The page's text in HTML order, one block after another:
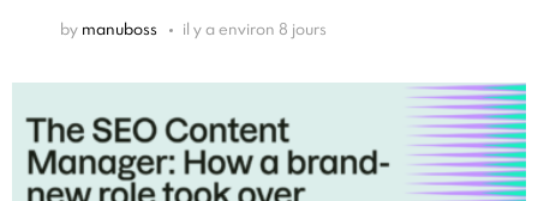
by manuboss il y a environ 8 jours